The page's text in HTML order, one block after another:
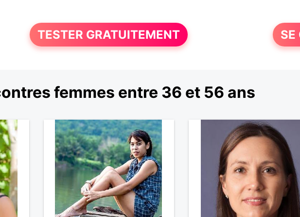
TESTER GRATUITEMENT SE
femmes entre 36 et 56 ans